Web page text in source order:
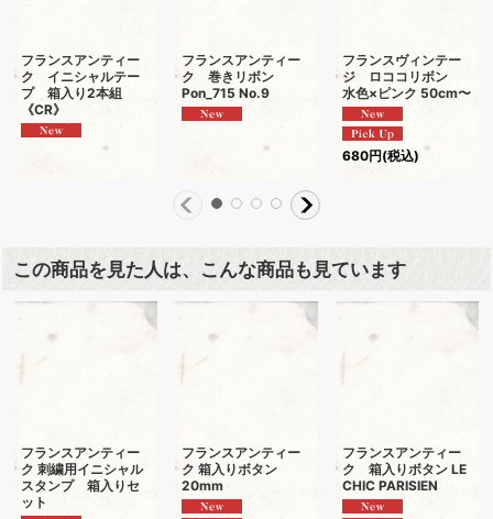
フランスアンティー
ク イニシャルテー
プ 箱入り2本組
《CR》
フランスアンティー
ク 巻きリボン
Pon_715 No.9
フランスヴィンテー
ジ ロココリボン
水色×ピンク 50cm〜
680円(税込)
この商品を見た人は、こんな商品も見ています
フランスアンティー
ク 刺繍用イニシャル
スタンプ 箱入りセ
ット
フランスアンティー
ク 箱入りボタン
20mm
フランスアンティー
ク 箱入りボタン LE
CHIC PARISIEN